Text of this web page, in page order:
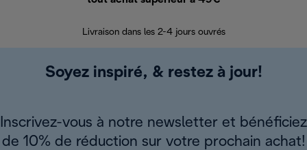
Livraison dans les 2-4 jours ouvrés
Soyez inspiré, & restez à jour!
Inscrivez-vous à notre newsletter et bénéficiez
de 10% de réduction sur votre prochain achat!